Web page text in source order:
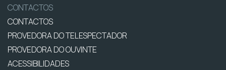
CONTACTOS
CONTACTOS
PROVEDORA DO TELESPECTADOR
PROVEDORA DO OUVINTE
ACESSIBILIDADES